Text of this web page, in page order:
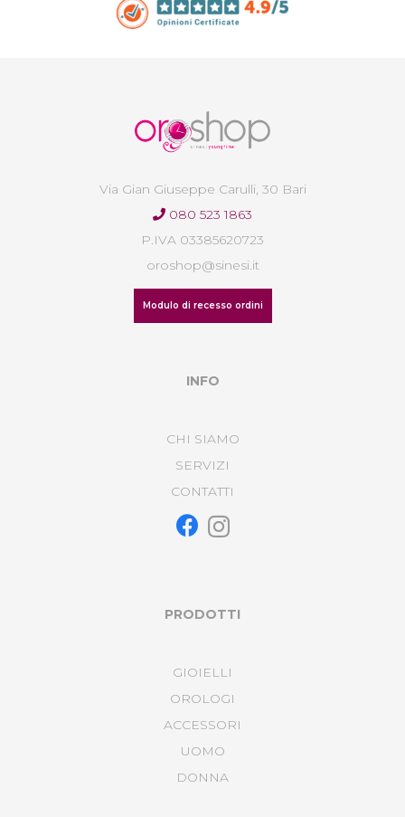
Via Gian Giuseppe Carulli, 30 Bari
080 523 1863
P.IVA 03385620723
oroshop@sinesi.it
Modulo di recesso ordini
INFO
CHI SIAMO
SERVIZI
CONTATTI
PRODOTTI
GIOIELLI
OROLOGI
ACCESSORI
UOMO
DONNA